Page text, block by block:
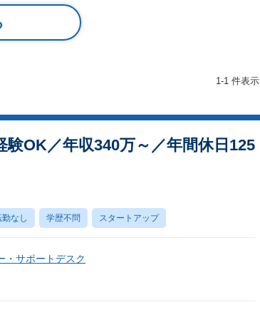
1-1 件表示
OK／年収340万～／年間休日125
勤なし 学歴不問 スタートアップ
・サポートデスク